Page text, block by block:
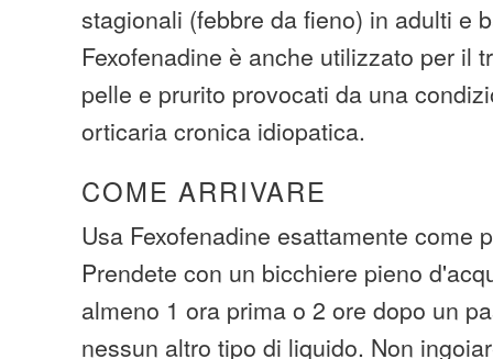
stagionali (febbre da fieno) in adulti e
Fexofenadine è anche utilizzato per il
pelle e prurito provocati da una
orticaria cronica idiopatica.
COME ARRIVARE
Usa Fexofenadine esattamente come
Prendete con un bicchiere pieno
almeno 1 ora prima o 2 ore dopo un
nessun altro tipo di liquido. Non